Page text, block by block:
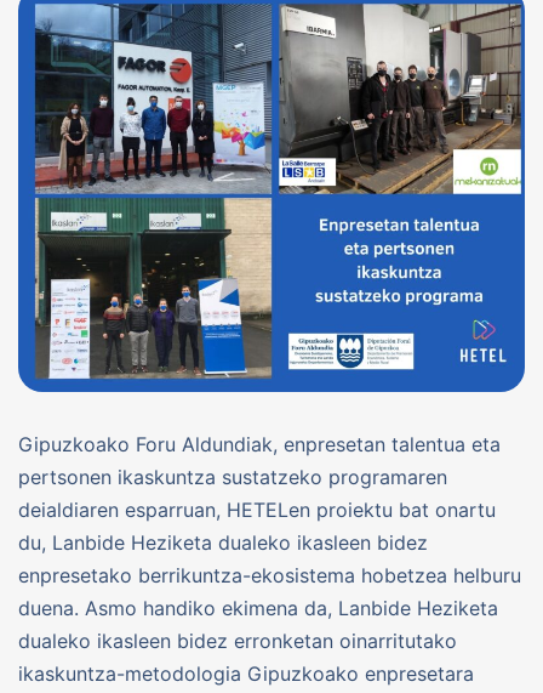
Gipuzkoako Foru Aldundiak, enpresetan talentua eta
pertsonen ikaskuntza sustatzeko programaren
deialdiaren esparruan, HETELen proiektu bat onartu
du, Lanbide Heziketa dualeko ikasleen bidez
enpresetako berrikuntza-ekosistema hobetzea helburu
duena. Asmo handiko ekimena da, Lanbide Heziketa
dualeko ikasleen bidez erronketan oinarritutako
ikaskuntza-metodologia Gipuzkoako enpresetara